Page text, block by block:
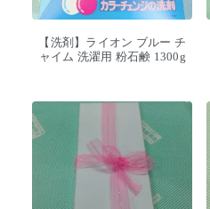
【洗剤】ライオン ブルー チ
ャイム 洗濯用 粉石鹸 1300g